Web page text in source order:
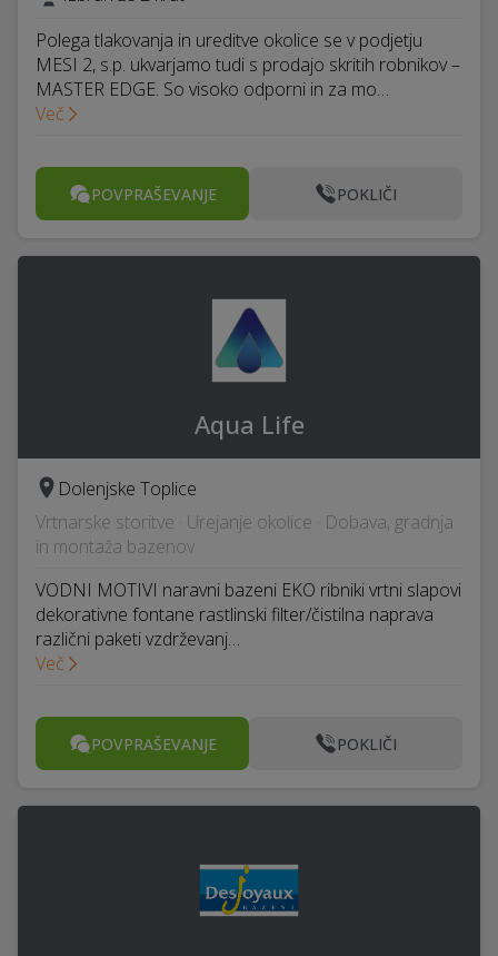
Polega tlakovanja in ureditve okolice se v podjetju
MESI 2, s.p. ukvarjamo tudi s prodajo skritih robnikov –
MASTER EDGE. So visoko odporni in za mo…
Več
POVPRAŠEVANJE POKLIČI
Aqua Life
Dolenjske Toplice
Vrtnarske storitve · Urejanje okolice · Dobava, gradnja
in montaža bazenov
VODNI MOTIVI naravni bazeni EKO ribniki vrtni slapovi
dekorativne fontane rastlinski filter/čistilna naprava
različni paketi vzdrževanj…
Več
POVPRAŠEVANJE POKLIČI